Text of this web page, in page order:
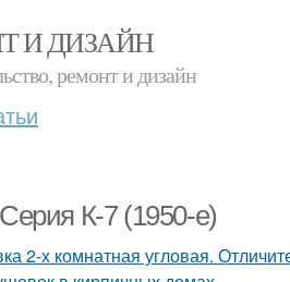
И ДИЗАЙН
ремонт и дизайн
К-7 (1950-е)